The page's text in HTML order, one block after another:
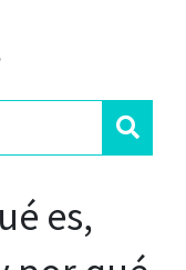
es,